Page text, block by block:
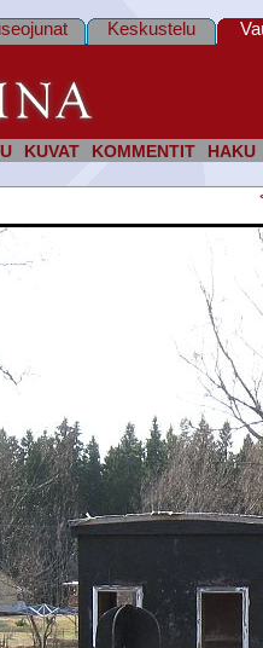
KUVAT KOMMENTIT HAKU
Keskustelu